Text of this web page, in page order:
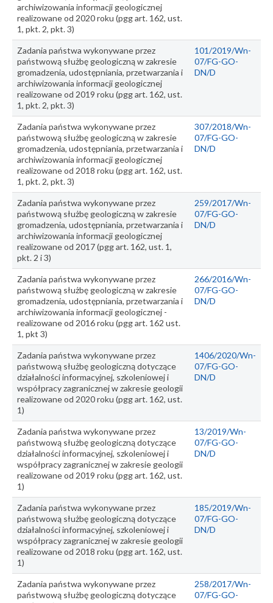
archiwizowania informacji geologicznej
realizowane od 2020 roku (pgg art. 162, ust.
1, pkt. 2, pkt. 3)
Zadania państwa wykonywane przez
państwową służbę geologiczną w zakresie
gromadzenia, udostępniania, przetwarzania i
archiwizowania informacji geologicznej
realizowane od 2019 roku (pgg art. 162, ust.
1, pkt. 2, pkt. 3)
101/2019/Wn-
07/FG-GO-
DN/D
Zadania państwa wykonywane przez
państwową służbę geologiczną w zakresie
gromadzenia, udostępniania, przetwarzania i
archiwizowania informacji geologicznej
realizowane od 2018 roku (pgg art. 162, ust.
1, pkt. 2, pkt. 3)
307/2018/Wn-
07/FG-GO-
DN/D
Zadania państwa wykonywane przez
państwową służbę geologiczną w zakresie
gromadzenia, udostępniania, przetwarzania i
archiwizowania informacji geologicznej
realizowane od 2017 (pgg art. 162, ust. 1,
pkt. 2 i 3)
259/2017/Wn-
07/FG-GO-
DN/D
Zadania państwa wykonywane przez
państwową służbę geologiczną w zakresie
gromadzenia, udostępniania, przetwarzania i
archiwizowania informacji geologicznej -
realizowane od 2016 roku (pgg art. 162 ust.
1, pkt 3)
266/2016/Wn-
07/FG-GO-
DN/D
Zadania państwa wykonywane przez
państwową służbę geologiczną dotyczące
działalności informacyjnej, szkoleniowej i
współpracy zagranicznej w zakresie geologii
realizowane od 2020 roku (pgg art. 162, ust.
1)
1406/2020/Wn-
07/FG-GO-
DN/D
Zadania państwa wykonywane przez
państwową służbę geologiczną dotyczące
działalności informacyjnej, szkoleniowej i
współpracy zagranicznej w zakresie geologii
realizowane od 2019 roku (pgg art. 162, ust.
1)
13/2019/Wn-
07/FG-GO-
DN/D
Zadania państwa wykonywane przez
państwową służbę geologiczną dotyczące
działalności informacyjnej, szkoleniowej i
współpracy zagranicznej w zakresie geologii
realizowane od 2018 roku (pgg art. 162, ust.
1)
185/2019/Wn-
07/FG-GO-
DN/D
Zadania państwa wykonywane przez
państwową służbę geologiczną dotyczące
258/2017/Wn-
07/FG-GO-